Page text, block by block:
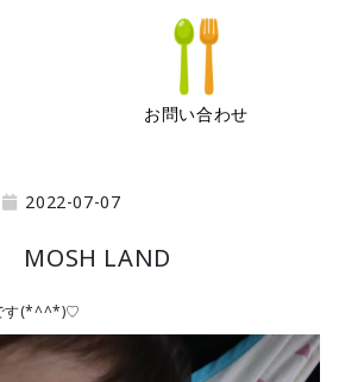
お問い合わせ
2022-07-07
LAND
す(*^^*)♡